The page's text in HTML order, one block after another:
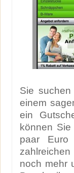
Sie
einem
ein
können
paar
noch mehr